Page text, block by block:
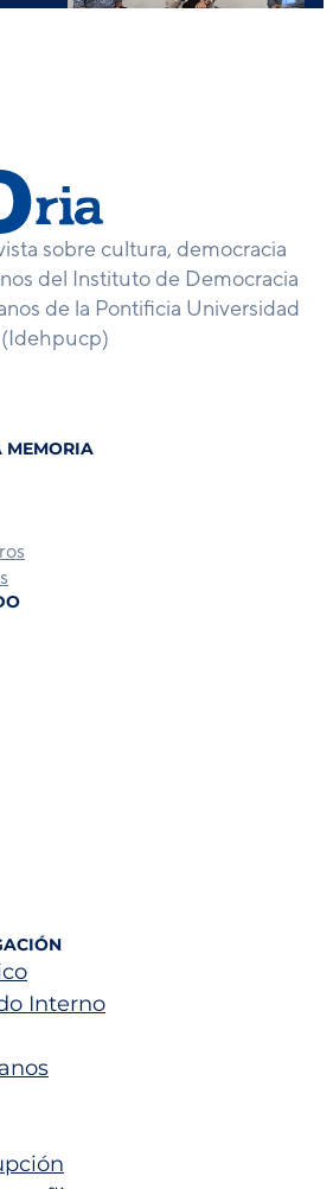
sobre cultura, democracia
del Instituto de Democracia
de la Pontificia Universidad
MEMORIA
Interno